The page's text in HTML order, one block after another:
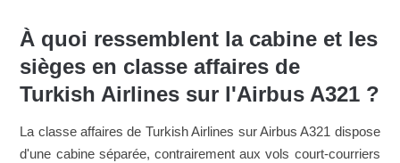
À quoi ressemblent la cabine et les
sièges en classe affaires de
Turkish Airlines sur l'Airbus A321 ?
La classe affaires de Turkish Airlines sur Airbus A321 dispose
d'une cabine séparée, contrairement aux vols court-courriers